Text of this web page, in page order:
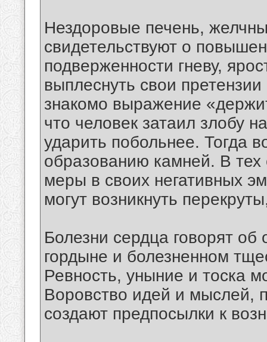
Нездоровые печень,
свидетельствуют о
подверженности гневу,
выплеснуть свои
знакомо выражение
что человек затаил злобу
ударить побольнее. Тогда
образованию камней. В тех
меры в своих негативных
могут возникнуть
Болезни сердца говорят
гордыне и болезненном
Ревность, уныние и тоска
Воровство идей и мыслей,
создают предпосылки к